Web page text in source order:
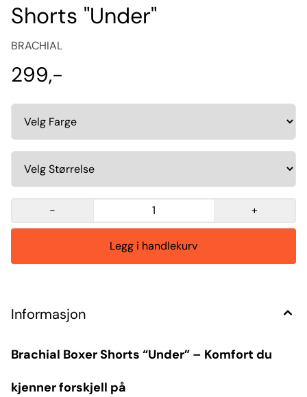
Shorts "Under"
BRACHIAL
299,-
- +
Informasjon
Brachial Boxer Shorts “Under” – Komfort du
kjenner forskjell på